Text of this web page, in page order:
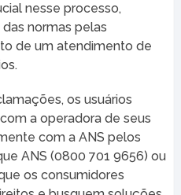
nesse processo,
normas pelas
de um atendimento de
os usuários
a operadora de seus
com a ANS pelos
ANS (0800 701 9656) ou
os consumidores